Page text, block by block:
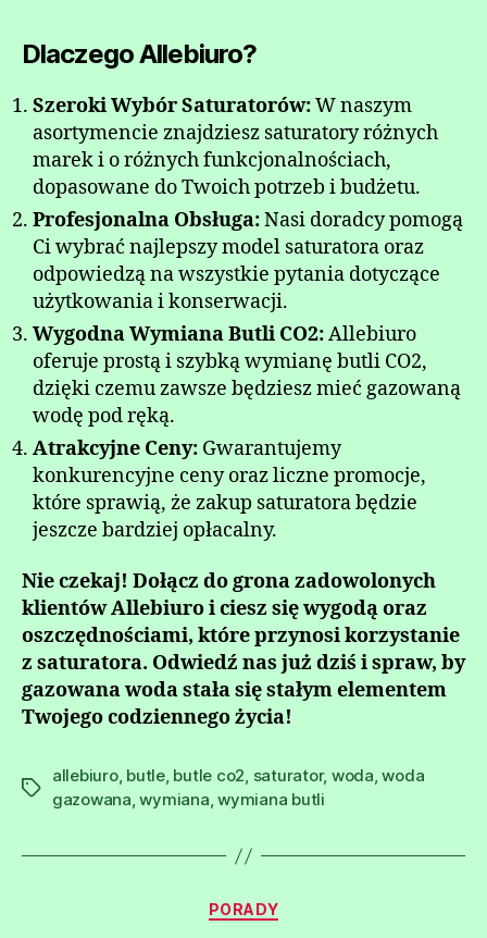
Dlaczego Allebiuro?
Szeroki Wybór Saturatorów:W naszym
asortymencie znajdziesz saturatory różnych
marek i o różnych funkcjonalnościach,
dopasowane do Twoich potrzeb i budżetu.
Profesjonalna Obsługa:Nasi doradcy pomogą
Ci wybrać najlepszy model saturatora oraz
odpowiedzą na wszystkie pytania dotyczące
użytkowania i konserwacji.
Wygodna Wymiana Butli CO2:Allebiuro
oferuje prostą i szybką wymianę butli CO2,
dzięki czemu zawsze będziesz mieć gazowaną
wodę pod ręką.
Atrakcyjne Ceny: Gwarantujemy
konkurencyjne ceny oraz liczne promocje,
które sprawią, że zakup saturatora będzie
jeszcze bardziej opłacalny.
Nie czekaj! Dołącz do grona zadowolonych
klientów Allebiuro i ciesz się wygodą oraz
oszczędnościami, które przynosi korzystanie
z saturatora. Odwiedź nas już dziś i spraw, by
gazowana woda stała się stałym elementem
Twojego codziennego życia!
Tagi
allebiuro, butle, butle co2, saturator, woda,woda
gazowana,wymiana,wymiana butli
Kategorie
PORADY